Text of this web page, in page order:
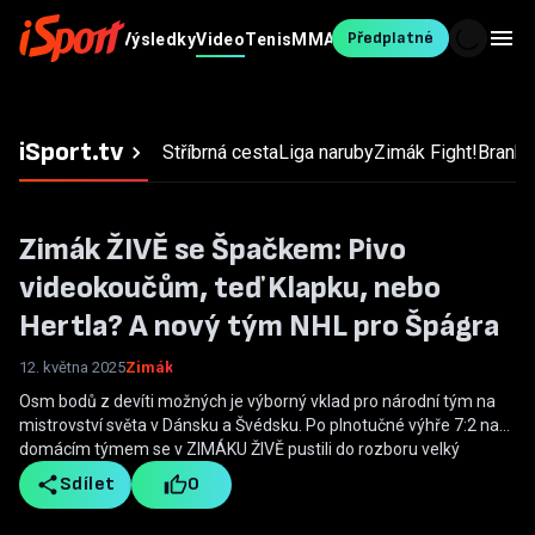
Fotbal MS v
VýsledkyVideoTenisMMA OstatníBlesk
Sport
Předplatné
iSport.tv Stříbrná cestaLiga narubyZimák Fight!
Zimák ŽIVĚ se Špačkem: Pivo
videokoučům, teď Klapku, nebo
Hertla? A nový tým NHL pro Špágra
12. května 2025Zimák
Osm bodů z devíti možných je výborný vklad pro národní tým na
mistrovství světa v Dánsku a Švédsku. Po plnotučné výhře 7:2 nad
domácím týmem se v ZIMÁKU ŽIVĚ pustili do rozboru velký
hokejový šampion Jaroslav Špaček a stříbrný medailista z MS
Zbyněk Irgl. Vzalo se to z jedné vody načisto, od gólmanů, přes
Sdílet 0